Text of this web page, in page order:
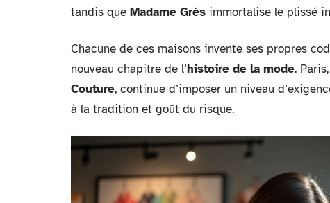
tandis que Madame Grès immortalise le plissé
Chacune de ces maisons invente ses propres
nouveau chapitre de l’histoire de la mode.
Couture, continue d’imposer un niveau
à la tradition et goût du risque.